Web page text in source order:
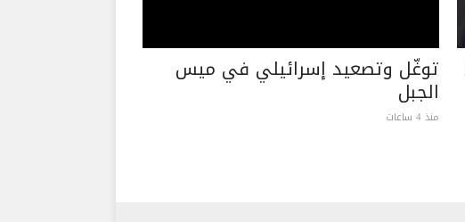
توغّل وتصعيد إسرائيلي في ميس
الجبل
منذ 4 ساعات